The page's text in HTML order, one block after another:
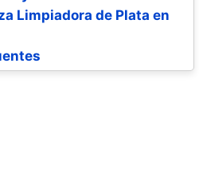
Limpiadora de Plata en